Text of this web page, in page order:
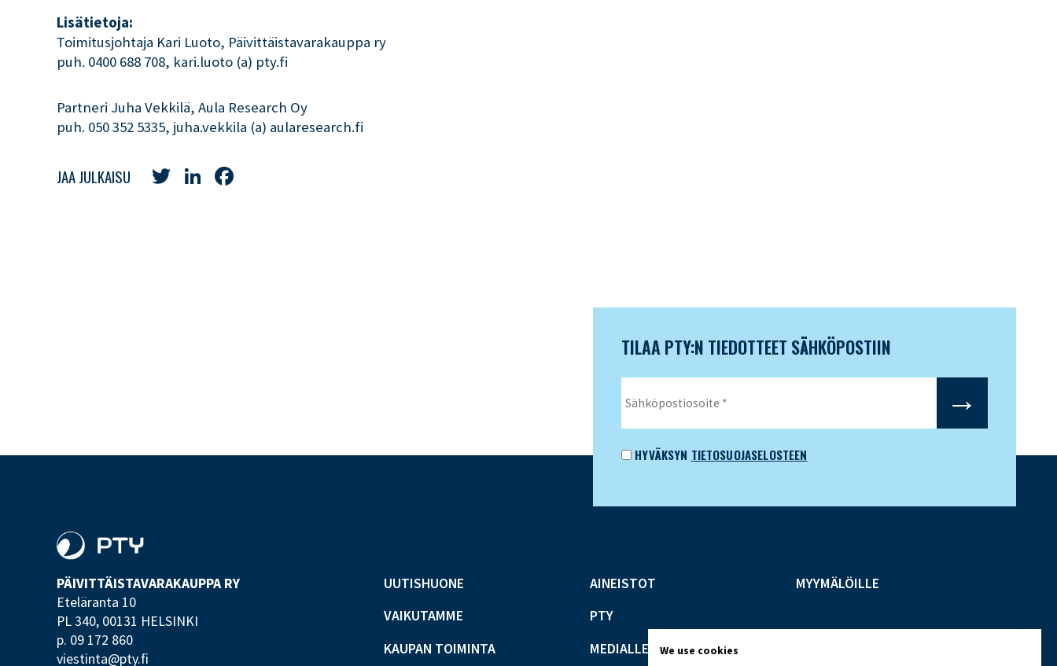
Lisätietoja:
Toimitusjohtaja Kari Luoto, Päivittäistavarakauppa ry
puh. 0400 688 708, kari.luoto (a) pty.fi
Partneri Juha Vekkilä, Aula Research Oy
puh. 050 352 5335, juha.vekkila (a) aularesearch.fi
JAA JULKAISU TwitterLinkedIn
TILAA PTY:N TIEDOTTEET SÄHKÖPOSTIIN
HYVÄKSYN TIETOSUOJASELOSTEEN
PÄIVITTÄISTAVARA­KAUPPA RY
Eteläranta 10
PL 340, 00131 HELSINKI
p. 09 172 860
viestinta@pty.fi
UUTISHUONE
VAIKUTAMME
KAUPAN TOIMINTA
AINEISTOT
PTY
MEDIALLE
MYYMÄLÖILLE
We use cookies